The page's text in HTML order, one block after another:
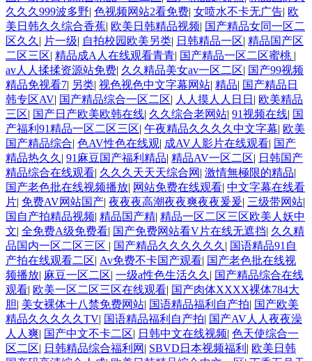
久久久999波多野| 色视频网站2看免费| 女喷水不卡无广告| 欧
美日韩久久综合香蕉| 欧美日韩精品视频| 国产精品女同一区二
区久久 | 片一级| 自拍校园欧美另类| 日韩精品一区| 精品国产区
二区三区| 精品成A人在线观看青青| 国产精品一区二区蜜桃 |
av人人揉揉资源站免费| 久久精品美女av一区二区| 国产99视频
精品免视看7| 另类| 视色视色中文字幕网站| 精品| 国产精品日
韩专区AV| 国产精品综合一区二区| 人人摸人人日日 | 欧美精品
三区| 国产日产欧美欧韩在线| 久久综合老网站| 91视频在线| 国
产福利91精品一区二区三区| 午夜精品久久久久中文字幕| 欧美
国产精品综合| 色AV性色在线观| 成AV人影片在线观看| 国产
精品热久久 | 91麻豆国产福利精品| 精品AV一区二区| 日韩国产
精品综合在线观看| 久久久天天天综合网 | 激情無極限的精品|
国产老色批在线视频播放| 网站免费在线观看| 中文字幕在线看
片| 免费AV网站国产| 夜夜夜高潮夜夜爽夜夜爰爰| 三级带网站|
国自产拍精品视频| 精品国产精| 精品一区二区三区欧美人妖中
文| 全免费A级免费看| 国产免费网站看V片在线无遮挡| 久久精
品国内一区二区三区 | 国产精品久久久久久久 | 国语精品91自
产拍在线观看二区| Av免费不卡国产观看| 国产老色批在线视
频播放| 麻豆一区二区| 一级a性色生活久久 | 国产精品综合在线
观看| 欧美一区二区三区在线观看| 国产肉体XXXX裸体784大
胆| 美女裸体十八禁免费网站| 国语精品福利自产拍| 国产欧美
精品久久久久久TV| 国语精品福利自产拍| 国产AV人人夜夜澡
人人爽| 国产中文不卡二区| 日韩中文在线视频| 色天使综合一
区二区| 日韩精品综合福利网 | SBVD日本视频福利 | 欧美日韩